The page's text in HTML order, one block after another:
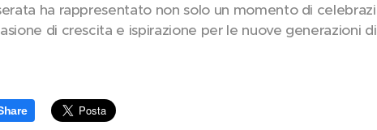
ha rappresentato non solo un momento di
di crescita e ispirazione per le nuove generazioni